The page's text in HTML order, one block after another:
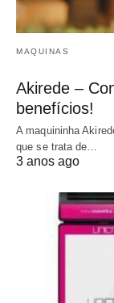
MAQUINAS
Akirede –
benefícios!
A maquininha
que se trata de…
3 anos ago